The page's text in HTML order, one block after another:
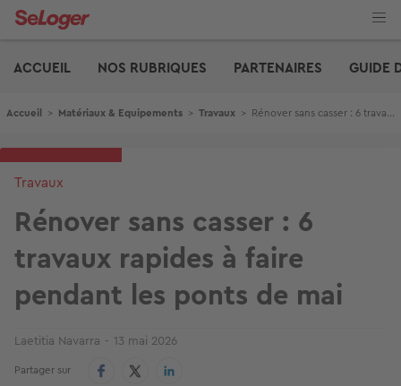
Aller
ACCUEIL
NOS RUBRIQUES PARTENAIRES GUIDE
Fil d'Ariane
Accueil > Matériaux & Equipements > Travaux > Rénover sans casser : 6 travaux rapides à faire pendant les ponts de mai
Travaux
Rénover sans casser : 6
travaux rapides à faire
pendant les ponts de mai
Laetitia Navarra 13 mai 2026
Partager sur